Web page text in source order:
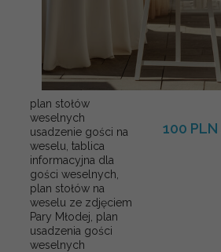
plan stołów
weselnych
usadzenie gości na
weselu, tablica
informacyjna dla
gości weselnych,
plan stołów na
weselu ze zdjęciem
Pary Młodej, plan
usadzenia gości
weselnych
100 PLN